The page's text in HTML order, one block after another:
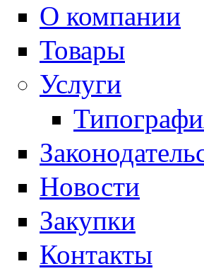
О компании
Товары
Услуги
Новости
Закупки
Контакты